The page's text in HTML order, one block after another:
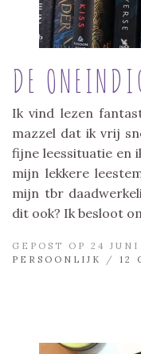
DE
Ik vind lezen
mazzel dat ik vrij
fijne leessituatie en
mijn lekkere
mijn tbr
dit ook? Ik besloot
GEPOST OP 24
PERSOONLIJK
/ 12